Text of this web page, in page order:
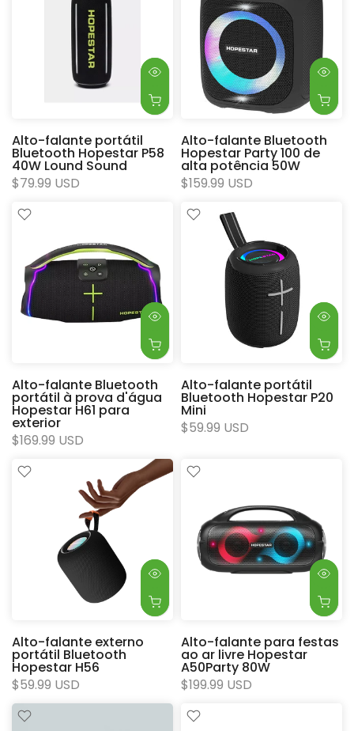
Alto-falante portátil
Bluetooth Hopestar P58
40W Lound Sound
$79.99 USD
Alto-falante Bluetooth
Hopestar Party 100 de
alta potência 50W
$159.99 USD
Alto-falante Bluetooth
portátil à prova d'água
Hopestar H61 para
exterior
$169.99 USD
Alto-falante portátil
Bluetooth Hopestar P20
Mini
$59.99 USD
Alto-falante externo
portátil Bluetooth
Hopestar H56
$59.99 USD
Alto-falante para festas
ao ar livre Hopestar
A50Party 80W
$199.99 USD